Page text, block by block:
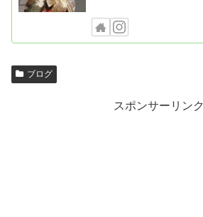
ブログ
スポンサーリンク